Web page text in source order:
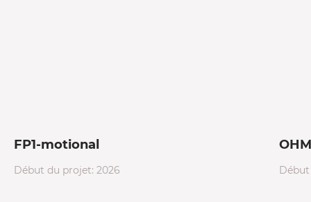
FP1-motional
Début du projet: 2026